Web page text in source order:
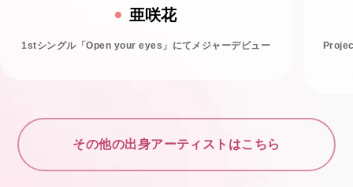
亜咲花
1stシングル「Open your eyes」にてメジャーデビュー
その他の出身アーティストはこちら